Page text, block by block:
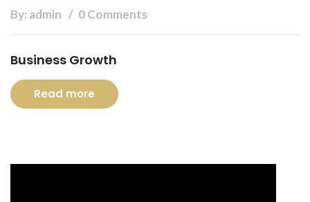
By: admin 0 Comments
Business Growth
Read more